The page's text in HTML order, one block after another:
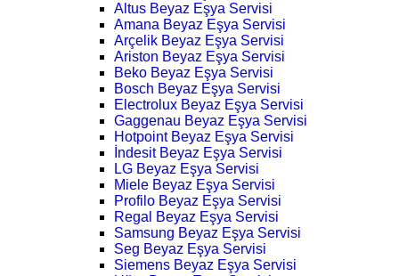
Altus Beyaz Eşya Servisi
Amana Beyaz Eşya Servisi
Arçelik Beyaz Eşya Servisi
Ariston Beyaz Eşya Servisi
Beko Beyaz Eşya Servisi
Bosch Beyaz Eşya Servisi
Electrolux Beyaz Eşya Servisi
Gaggenau Beyaz Eşya Servisi
Hotpoint Beyaz Eşya Servisi
İndesit Beyaz Eşya Servisi
LG Beyaz Eşya Servisi
Miele Beyaz Eşya Servisi
Profilo Beyaz Eşya Servisi
Regal Beyaz Eşya Servisi
Samsung Beyaz Eşya Servisi
Seg Beyaz Eşya Servisi
Siemens Beyaz Eşya Servisi